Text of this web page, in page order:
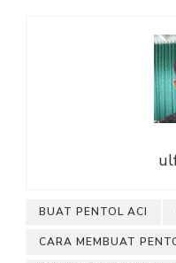
BUAT PENTOL ACI
CARA MEMBUAT